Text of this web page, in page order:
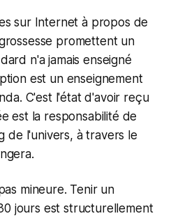
sur Internet à propos de
promettent un
n'a jamais enseigné
est un enseignement
C'est l'état d'avoir reçu
est la responsabilité de
de l'univers, à travers le
mineure. Tenir un
jours est structurellement